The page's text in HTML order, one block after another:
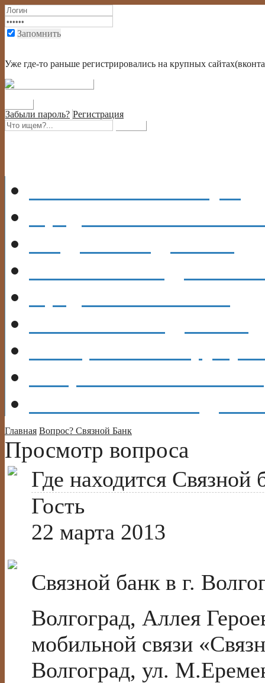
Запомнить
Уже где-то раньше регистрировались на крупных
Забыли пароль? Регистрация
Главная Вопрос? Связной Банк
Просмотр вопроса
Где находится Связной
Гость
22 марта 2013
Связной банк в г.
Волгоград, Аллея
мобильной связи
Волгоград, ул.